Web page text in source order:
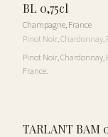
BL 0,75cl
Champagne,France
Pinot Noir, Chardonnay,
Pinot Noir, Chardonnay,
France.
TARLANT BAM